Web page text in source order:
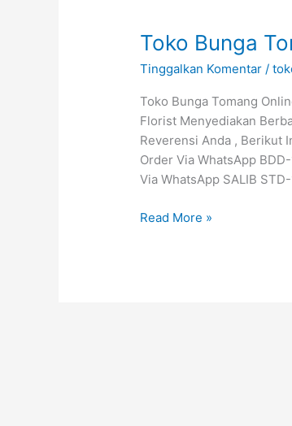
Toko Bunga
Tinggalkan Komentar /
Toko Bunga Tomang
Florist Menyediakan
Reverensi Anda , Berikut
Order Via WhatsApp
Via WhatsApp SALIB
Toko
Tomang
|
Toko
Bunga
24
Jam
Read More »